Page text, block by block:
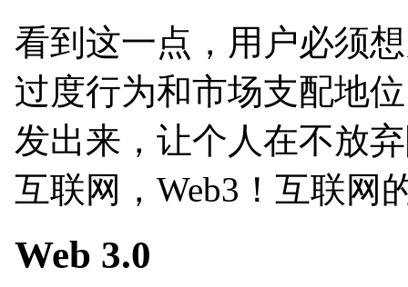
看到这一点，用户必须
过度行为和市场支配地
发出来，让个人在不放
互联网，Web3！互联网
Web 3.0